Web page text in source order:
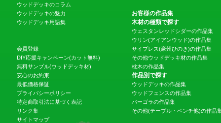
ウッドデッキのコラム
ウッドデッキの魅力
ウッドデッキ用語集
会員登録
DIY応援キャンペーン(カット無料)
無料サンプル(ウッドデッキ材)
安心のお約束
最低価格保証
プライバシーポリシー
特定商取引法に基づく表記
リンク集
サイトマップ
お客様の作品集
木材の種類で探す
ウェスタンレッドシダーの作品集
ウリン(アイアンウッド)の作品集
サイプレス(豪州ひのき)の作品集
その他ウッドデッキ材の作品集
枕木の作品集
作品別で探す
ウッドデッキの作品集
ウッドフェンスの作品集
パーゴラの作品集
その他(テーブル・ベンチ他)の作品